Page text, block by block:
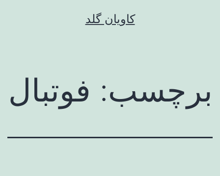
کاویان گلد
برچسب: فوتبال